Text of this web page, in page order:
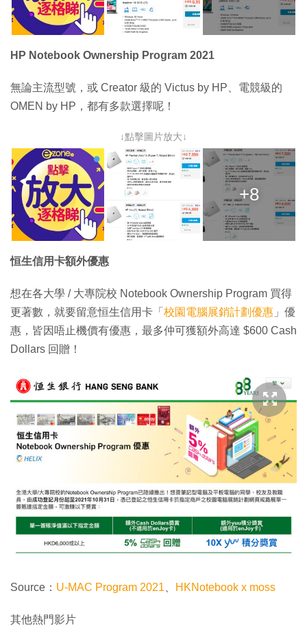
HP Notebook Ownership Program 2021
無論主流型號，或 Creator 級的 Victus by HP、電競級的
OMEN by HP，都有多款選擇呢！
↓點擊圖片放大↓
+8
恒生信用卡額外優惠
想在各大學 / 大專院校 Notebook Ownership Program 買得
更著數，就要留意恒生信用卡「 校園電腦展銷計劃優惠 」優
惠，皆因唔止機價有優惠，最多仲可獲額外高達 $600 Cash
Dollars 回贈！
Source： U-MAC Program 2021 HKNotebook x moss
其他熱門影片